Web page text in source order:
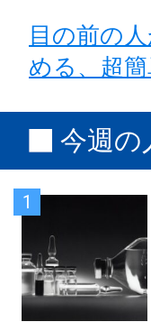
目の前の
める、超簡
今週の
1